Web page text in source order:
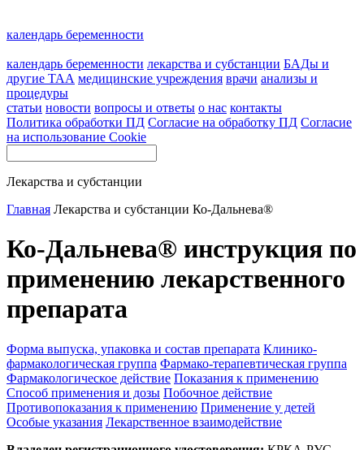
календарь беременности
календарь беременности лекарства и субстанции БАДы и
другие ТАА медицинские учреждения врачи анализы и
процедуры
статьи новости вопросы и ответы о нас контакты
Политика обработки ПД Согласие на обработку ПД Согласие
на использование Cookie
Лекарства и субстанции
Главная Лекарства и субстанции Ко-Дальнева®
Ко-Дальнева® инструкция по
применению лекарственного
препарата
Форма выпуска, упаковка и состав препарата Клинико-
фармакологическая группа Фармако-терапевтическая группа
Фармакологическое действие Показания к применению
Способ применения и дозы Побочное действие
Противопоказания к применению Применение у детей
Особые указания Лекарственное взаимодействие